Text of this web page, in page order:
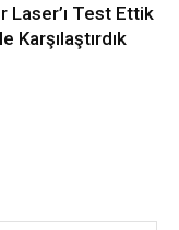
Laser’ı Test Ettik
Karşılaştırdık